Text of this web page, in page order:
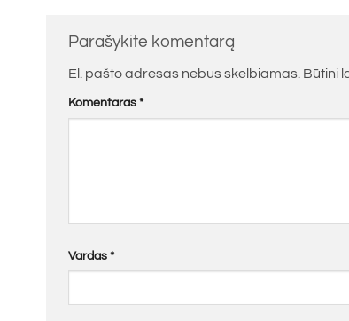
Parašykite komentarą
El. pašto adresas nebus skelbiamas. Būtini
Komentaras *
Vardas *